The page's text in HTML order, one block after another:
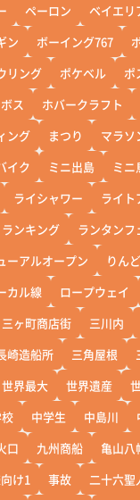
ペーロン ベイエリ
ン ボーイング767
リング ポケベル ポ
ス
ホバークラフト
ング まつり マラソ
イク ミニ出島 ミニ
ライシャワー ライト
ランキング ランタンフ
ーアルオープン りん
カル線 ロープウェイ
三ヶ町商店街 三川内
崎造船所 三角屋根
世界最大 世界遺産
中学生 中島川
口 九州商船 亀山八
け1
事故 二十六聖